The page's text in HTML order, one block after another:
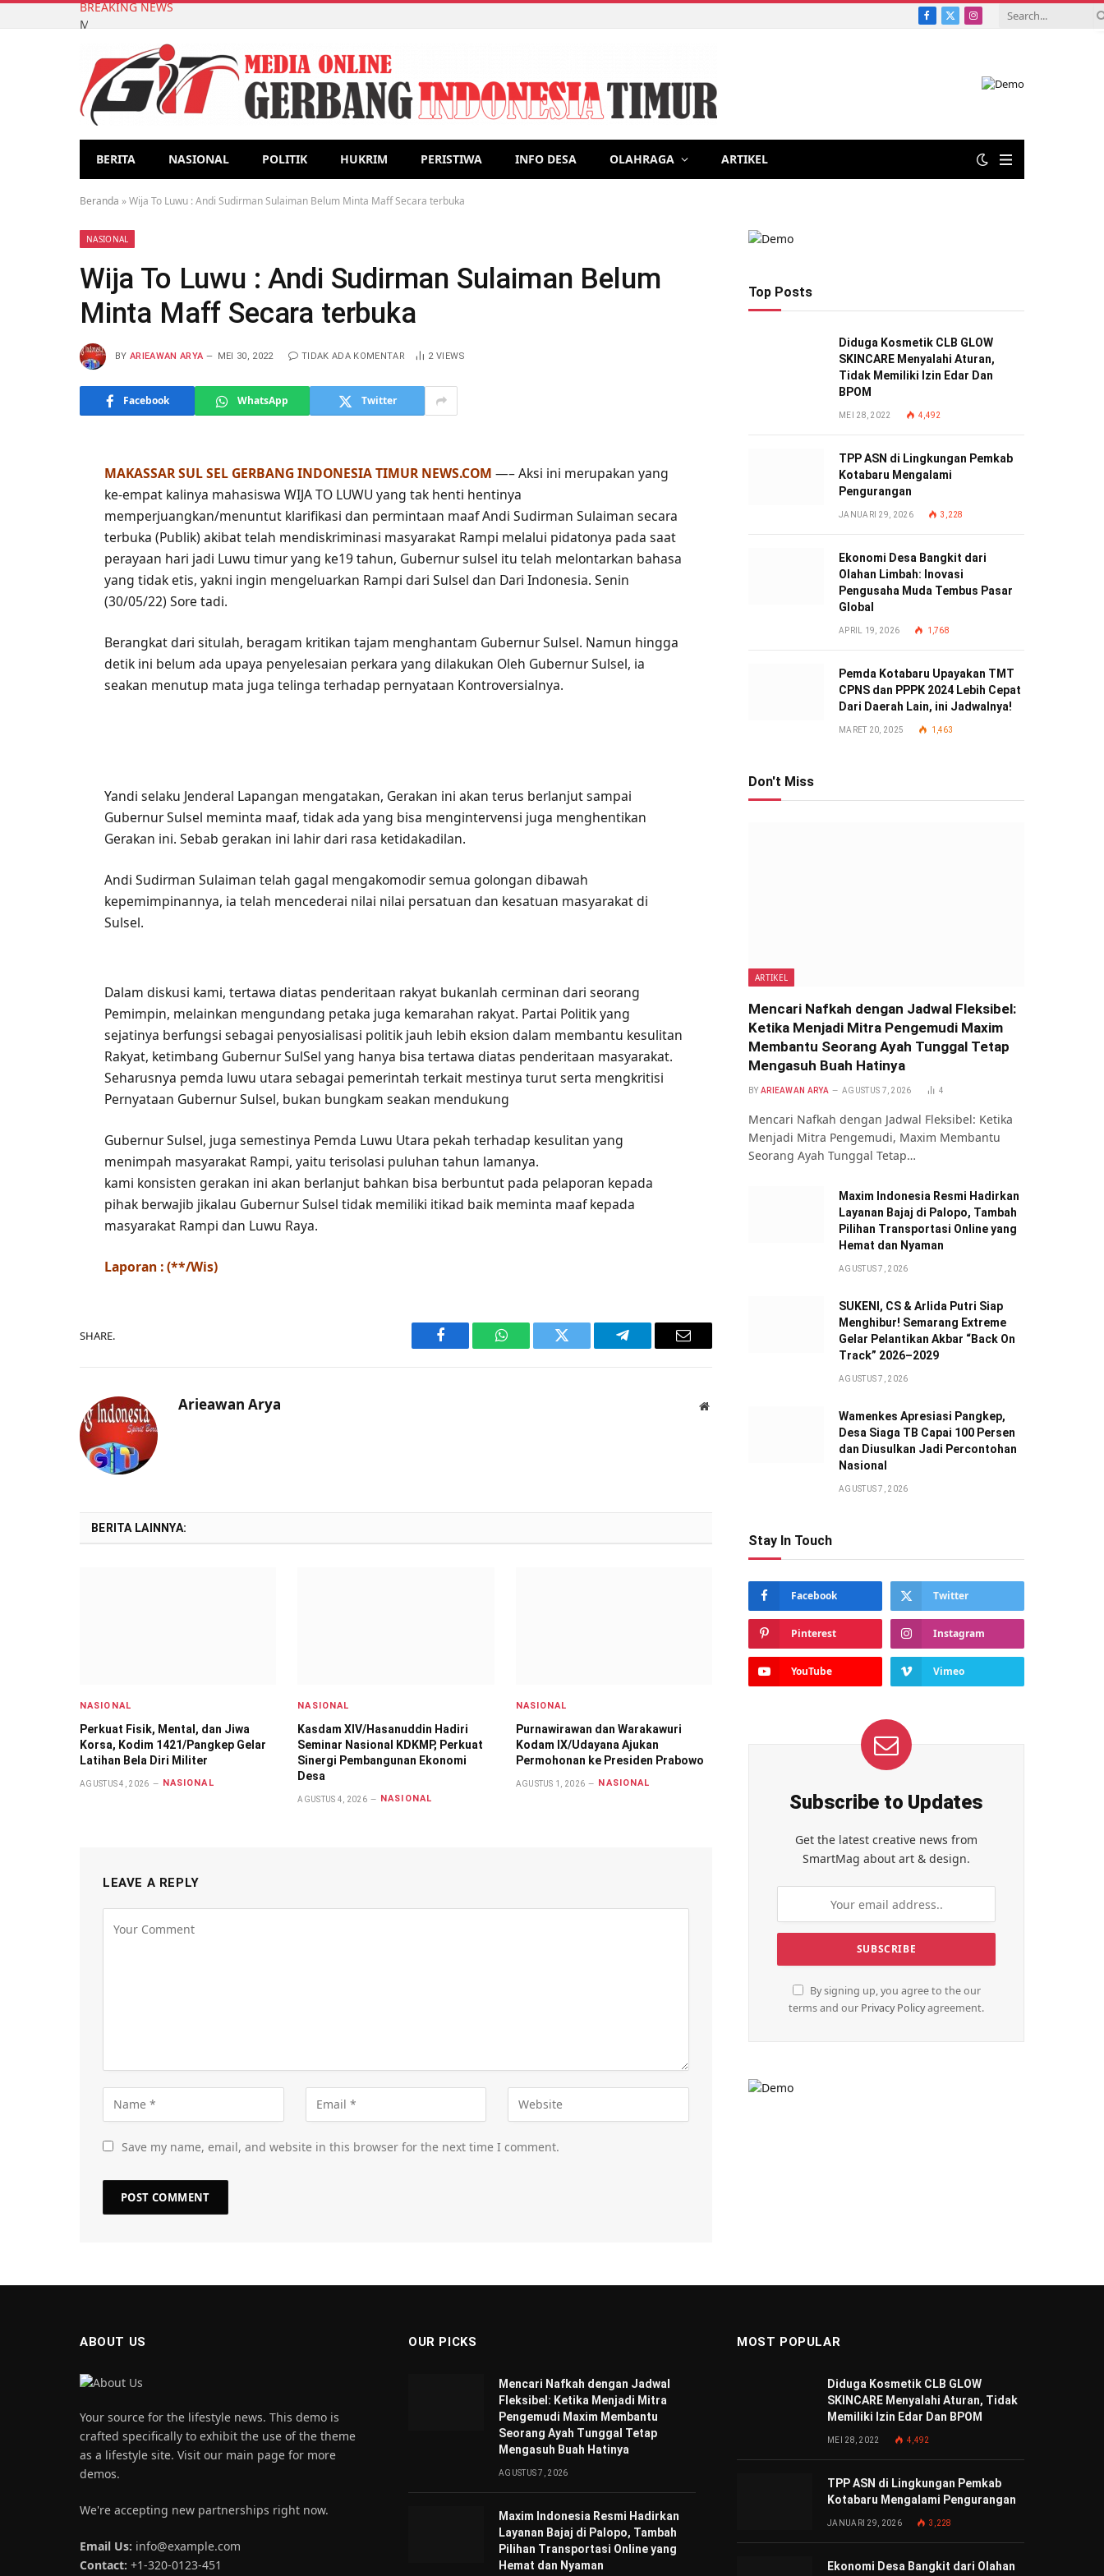
BREAKING NEWS
Mencari Nafkah dengan Jadwal Fleksibel: Ketika Menjadi Mitra Pengemudi Maxim Membantu Seorang Ayah Tunggal Tetap Mengasuh Buah Hatinya
Facebook
X
Instagram
BERITA NASIONAL POLITIK HUKRIM PERISTIWA INFO DESA OLAHRAGA ARTIKEL
Beranda »Wija To Luwu : Andi Sudirman Sulaiman Belum Minta Maff Secara terbuka
NASIONAL
Wija To Luwu : Andi Sudirman Sulaiman Belum
Minta Maff Secara terbuka
BY ARIEAWAN ARYA MEI 30, 2022 TIDAK ADA KOMENTAR 2 VIEWS
Facebook WhatsApp Twitter
MAKASSAR SUL SEL GERBANG INDONESIA TIMUR NEWS.COM —– Aksi ini merupakan yang
ke-empat kalinya mahasiswa WIJA TO LUWU yang tak henti hentinya
memperjuangkan/menuntut klarifikasi dan permintaan maaf Andi Sudirman Sulaiman secara
terbuka (Publik) akibat telah mendiskriminasi masyarakat Rampi melalui pidatonya pada saat
perayaan hari jadi Luwu timur yang ke19 tahun, Gubernur sulsel itu telah melontarkan bahasa
yang tidak etis, yakni ingin mengeluarkan Rampi dari Sulsel dan Dari Indonesia. Senin
(30/05/22) Sore tadi.
Berangkat dari situlah, beragam kritikan tajam menghantam Gubernur Sulsel. Namun hingga
detik ini belum ada upaya penyelesaian perkara yang dilakukan Oleh Gubernur Sulsel, ia
seakan menutup mata juga telinga terhadap pernyataan Kontroversialnya.
Yandi selaku Jenderal Lapangan mengatakan, Gerakan ini akan terus berlanjut sampai
Gubernur Sulsel meminta maaf, tidak ada yang bisa mengintervensi juga menghentikan
Gerakan ini. Sebab gerakan ini lahir dari rasa ketidakadilan.
Andi Sudirman Sulaiman telah gagal mengakomodir semua golongan dibawah
kepemimpinannya, ia telah mencederai nilai nilai persatuan dan kesatuan masyarakat di
Sulsel.
Dalam diskusi kami, tertawa diatas penderitaan rakyat bukanlah cerminan dari seorang
Pemimpin, melainkan mengundang petaka juga kemarahan rakyat. Partai Politik yang
sejatinya berfungsi sebagai penyosialisasi politik jauh lebih eksion dalam membantu kesulitan
Rakyat, ketimbang Gubernur SulSel yang hanya bisa tertawa diatas penderitaan masyarakat.
Seharusnya pemda luwu utara sebagai pemerintah terkait mestinya turut serta mengkritisi
Pernyataan Gubernur Sulsel, bukan bungkam seakan mendukung
Gubernur Sulsel, juga semestinya Pemda Luwu Utara pekah terhadap kesulitan yang
menimpah masyarakat Rampi, yaitu terisolasi puluhan tahun lamanya.
kami konsisten gerakan ini akan berlanjut bahkan bisa berbuntut pada pelaporan kepada
pihak berwajib jikalau Gubernur Sulsel tidak memiliki itikad baik meminta maaf kepada
masyarakat Rampi dan Luwu Raya.
Laporan : (**/Wis)
SHARE.
Facebook WhatsAppTwitter Telegram Email
Arieawan Arya Website
BERITA LAINNYA:
NASIONAL
Perkuat Fisik, Mental, dan Jiwa
Korsa, Kodim 1421/Pangkep Gelar
Latihan Bela Diri Militer
AGUSTUS 4, 2026 NASIONAL
NASIONAL
Kasdam XIV/Hasanuddin Hadiri
Seminar Nasional KDKMP, Perkuat
Sinergi Pembangunan Ekonomi
Desa
AGUSTUS 4, 2026 NASIONAL
NASIONAL
Purnawirawan dan Warakawuri
Kodam IX/Udayana Ajukan
Permohonan ke Presiden Prabowo
AGUSTUS 1, 2026 NASIONAL
LEAVE A REPLY
Save my name, email, and website in this browser for the next time I comment.
Top Posts
Diduga Kosmetik CLB GLOW
SKINCARE Menyalahi Aturan,
Tidak Memiliki Izin Edar Dan
BPOM
MEI 28, 2022 4,492
TPP ASN di Lingkungan Pemkab
Kotabaru Mengalami
Pengurangan
JANUARI 29, 2026 3,228
Ekonomi Desa Bangkit dari
Olahan Limbah: Inovasi
Pengusaha Muda Tembus Pasar
Global
APRIL 19, 2026 1,768
Pemda Kotabaru Upayakan TMT
CPNS dan PPPK 2024 Lebih Cepat
Dari Daerah Lain, ini Jadwalnya!
MARET 20, 2025 1,463
Don't Miss
ARTIKEL
Mencari Nafkah dengan Jadwal Fleksibel:
Ketika Menjadi Mitra Pengemudi Maxim
Membantu Seorang Ayah Tunggal Tetap
Mengasuh Buah Hatinya
BY ARIEAWAN ARYA AGUSTUS 7, 2026 4
Mencari Nafkah dengan Jadwal Fleksibel: Ketika
Menjadi Mitra Pengemudi, Maxim Membantu
Seorang Ayah Tunggal Tetap…
Maxim Indonesia Resmi Hadirkan
Layanan Bajaj di Palopo, Tambah
Pilihan Transportasi Online yang
Hemat dan Nyaman
AGUSTUS 7, 2026
SUKENI, CS & Arlida Putri Siap
Menghibur! Semarang Extreme
Gelar Pelantikan Akbar “Back On
Track” 2026–2029
AGUSTUS 7, 2026
Wamenkes Apresiasi Pangkep,
Desa Siaga TB Capai 100 Persen
dan Diusulkan Jadi Percontohan
Nasional
AGUSTUS 7, 2026
Stay In Touch
Facebook Twitter
Pinterest Instagram
YouTube Vimeo
Subscribe to Updates
Get the latest creative news from
SmartMag about art & design.
By signing up, you agree to the our
terms and our Privacy Policyagreement.
ABOUT US
Your source for the lifestyle news. This demo is
crafted specifically to exhibit the use of the theme
as a lifestyle site. Visit our main page for more
demos.
We're accepting new partnerships right now.
Email Us: info@example.com
Contact: +1-320-0123-451
OUR PICKS
Mencari Nafkah dengan Jadwal
Fleksibel: Ketika Menjadi Mitra
Pengemudi Maxim Membantu
Seorang Ayah Tunggal Tetap
Mengasuh Buah Hatinya
AGUSTUS 7, 2026
Maxim Indonesia Resmi Hadirkan
Layanan Bajaj di Palopo, Tambah
Pilihan Transportasi Online yang
Hemat dan Nyaman
MOST POPULAR
Diduga Kosmetik CLB GLOW
SKINCARE Menyalahi Aturan, Tidak
Memiliki Izin Edar Dan BPOM
MEI 28, 2022 4,492
TPP ASN di Lingkungan Pemkab
Kotabaru Mengalami Pengurangan
JANUARI 29, 2026 3,228
Ekonomi Desa Bangkit dari Olahan